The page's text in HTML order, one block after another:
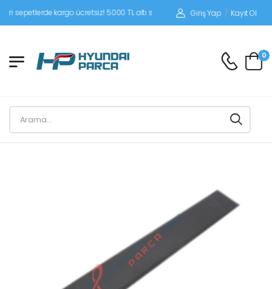
kargo ücretsiz! 5000 TL altı siparişlerinizde siparişleriniz alıcı
Giriş Yap / Kayıt Ol
0